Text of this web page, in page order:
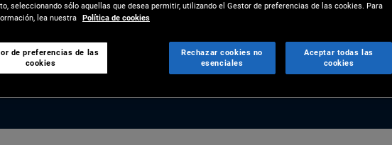
seleccionando sólo aquellas que desea permitir, utilizando el Gestor de preferencias de las cookies. Para
lea nuestra Política de cookies
de preferencias de las
cookies
Rechazar cookies no
esenciales
Aceptar todas las
cookies